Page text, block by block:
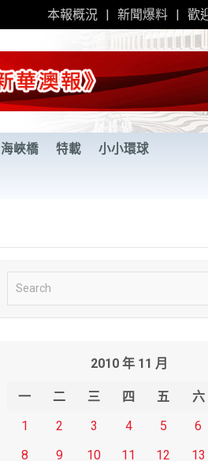
本報概況 新聞爆料 歡
海峽橋 特載 小小環球
e
2010 年 11 月
一 二 三 四 五 六
1
2 3 4 5 6
8
9 10 11 12 13